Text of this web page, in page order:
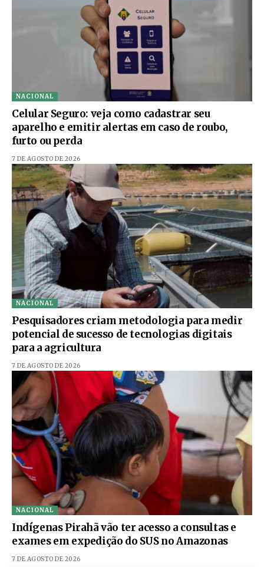
NACIONAL
Celular Seguro: veja como cadastrar seu
aparelho e emitir alertas em caso de roubo,
furto ou perda
7 DE AGOSTO DE 2026
NACIONAL
Pesquisadores criam metodologia para medir
potencial de sucesso de tecnologias digitais
para a agricultura
7 DE AGOSTO DE 2026
NACIONAL
Indígenas Pirahã vão ter acesso a consultas e
exames em expedição do SUS no Amazonas
7 DE AGOSTO DE 2026